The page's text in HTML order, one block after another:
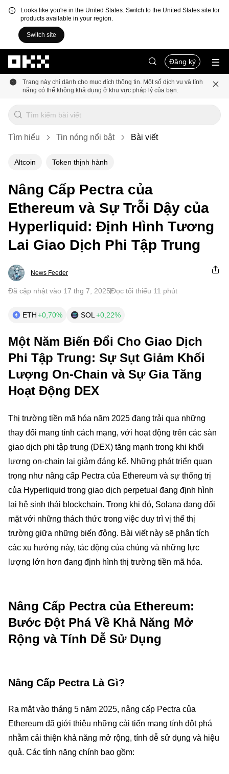
Looks like you're in the United States. Switch to the United States site for
products available in your region.
Switch site
Đăng ký
Trang này chỉ dành cho mục đích thông tin. Một số dịch vụ và tính
năng có thể không khả dụng ở khu vực pháp lý của bạn.
Tìm hiểu Tin nóng nổi bật Bài viết
Altcoin Token thịnh hành
Nâng Cấp Pectra của
Ethereum và Sự Trỗi Dậy của
Hyperliquid: Định Hình Tương
Lai Giao Dịch Phi Tập Trung
News Feeder
Đã cập nhật vào 17 thg 7, 2025Đọc tối thiểu 11 phút
ETH+0,70% SOL +0,22%
Một Năm Biến Đổi Cho Giao Dịch
Phi Tập Trung: Sự Sụt Giảm Khối
Lượng On-Chain và Sự Gia Tăng
Hoạt Động DEX
Thị trường tiền mã hóa năm 2025 đang trải qua những
thay đổi mang tính cách mạng, với hoạt động trên các sàn
giao dịch phi tập trung (DEX) tăng mạnh trong khi khối
lượng on-chain lại giảm đáng kể. Những phát triển quan
trọng như nâng cấp Pectra của Ethereum và sự thống trị
của Hyperliquid trong giao dịch perpetual đang định hình
lại hệ sinh thái blockchain. Trong khi đó, Solana đang đối
mặt với những thách thức trong việc duy trì vị thế thị
trường giữa những biến động. Bài viết này sẽ phân tích
các xu hướng này, tác động của chúng và những lực
lượng lớn hơn đang định hình thị trường tiền mã hóa.
Nâng Cấp Pectra của Ethereum:
Bước Đột Phá Về Khả Năng Mở
Rộng và Tính Dễ Sử Dụng
Nâng Cấp Pectra Là Gì?
Ra mắt vào tháng 5 năm 2025, nâng cấp Pectra của
Ethereum đã giới thiệu những cải tiến mang tính đột phá
nhằm cải thiện khả năng mở rộng, tính dễ sử dụng và hiệu
quả. Các tính năng chính bao gồm: